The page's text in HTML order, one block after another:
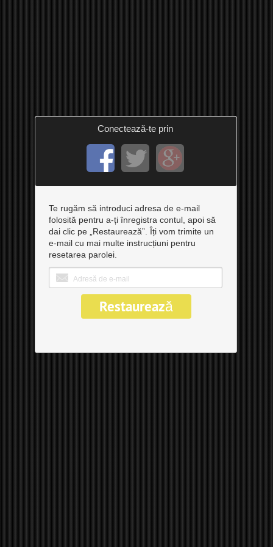
Conectează-te prin
Te rugăm să introduci adresa de e-mail
folosită pentru a-ți înregistra contul, apoi să
dai clic pe „Restaurează”. Îți vom trimite un
e-mail cu mai multe instrucțiuni pentru
resetarea parolei.